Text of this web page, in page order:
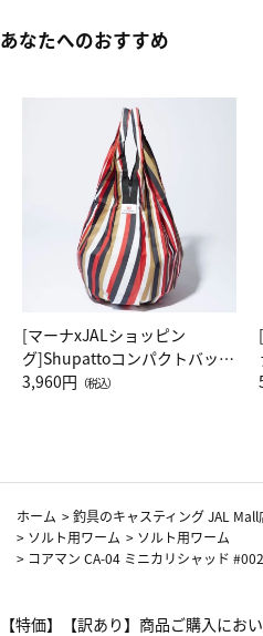
あなたへのおすすめ
[マーナxJALショッピン
グ]Shupattoコンパクトバッグ
Drop JAL客室乗務員（LC）ス
3,960円 （税込）
ホーム >釣具のキャスティング JAL Mall
> ソルト用ワーム > ソルト用ワーム
> コアマン CA-04 ミニカリシャッド
【特価】【訳あり】商品ご購入にお